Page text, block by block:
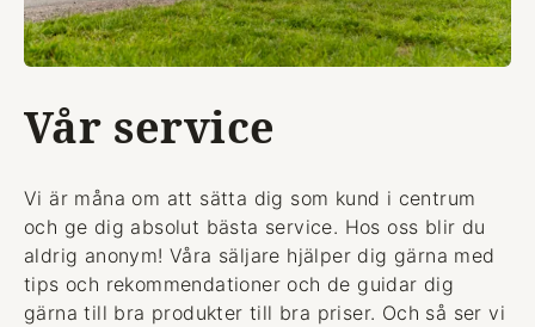
Vår service
Vi är måna om att sätta dig som kund i centrum
och ge dig absolut bästa service. Hos oss blir du
aldrig anonym! Våra säljare hjälper dig gärna med
tips och rekommendationer och de guidar dig
gärna till bra produkter till bra priser. Och så ser vi